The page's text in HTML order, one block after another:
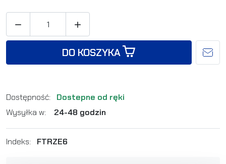
 
DO KOSZYKA
Dostępność:
Dostepne od ręki
Wysyłka w:
24-48 godzin
Indeks: FTRZE6